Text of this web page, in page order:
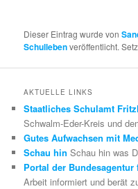
Dieser Eintrag wurde von
Schullebenveröffentlicht.
AKTUELLE LINKS
Staatliches Schulamt
Schwalm-Eder-Kreis und
Gutes Aufwachsen mit
Schau hin Schau hin was
Portal der Bundesagentur
Arbeit informiert und berät